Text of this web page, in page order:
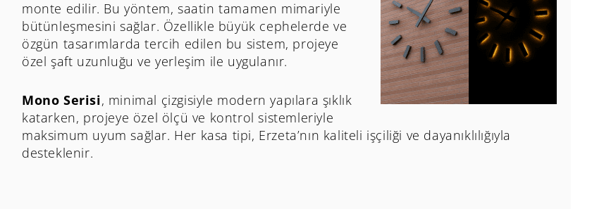
monte edilir. Bu yöntem, saatin tamamen mimariyle
bütünleşmesini sağlar. Özellikle büyük cephelerde ve
özgün tasarımlarda tercih edilen bu sistem, projeye
özel şaft uzunluğu ve yerleşim ile uygulanır.
Mono Serisi, minimal çizgisiyle modern yapılara şıklık
katarken, projeye özel ölçü ve kontrol sistemleriyle
maksimum uyum sağlar. Her kasa tipi, Erzeta’nın kaliteli işçiliği ve dayanıklılığıyla
desteklenir.